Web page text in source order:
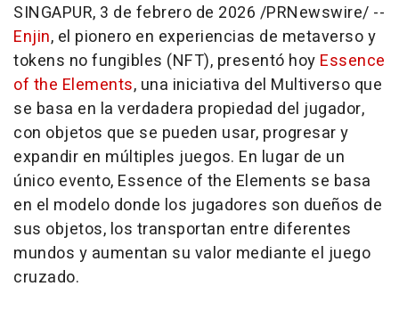
SINGAPUR, 3 de febrero de 2026 /PRNewswire/ --
Enjin, el pionero en experiencias de metaverso y
tokens no fungibles (NFT), presentó hoy Essence
of the Elements, una iniciativa del Multiverso que
se basa en la verdadera propiedad del jugador,
con objetos que se pueden usar, progresar y
expandir en múltiples juegos. En lugar de un
único evento, Essence of the Elements se basa
en el modelo donde los jugadores son dueños de
sus objetos, los transportan entre diferentes
mundos y aumentan su valor mediante el juego
cruzado.